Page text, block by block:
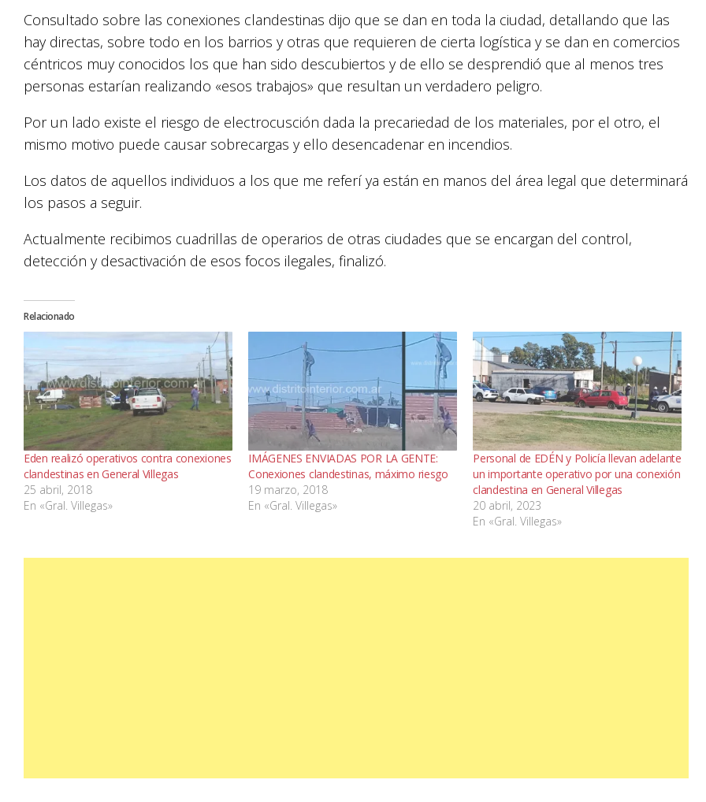
Consultado sobre las conexiones clandestinas dijo que se dan en toda la ciudad, detallando que las
hay directas, sobre todo en los barrios y otras que requieren de cierta logística y se dan en comercios
céntricos muy conocidos los que han sido descubiertos y de ello se desprendió que al menos tres
personas estarían realizando «esos trabajos» que resultan un verdadero peligro.
Por un lado existe el riesgo de electrocusción dada la precariedad de los materiales, por el otro, el
mismo motivo puede causar sobrecargas y ello desencadenar en incendios.
Los datos de aquellos individuos a los que me referí ya están en manos del área legal que determinará
los pasos a seguir.
Actualmente recibimos cuadrillas de operarios de otras ciudades que se encargan del control,
detección y desactivación de esos focos ilegales, finalizó.
Relacionado
Eden realizó operativos contra conexiones
clandestinas en General Villegas
25 abril, 2018
En «Gral. Villegas»
IMÁGENES ENVIADAS POR LA GENTE:
Conexiones clandestinas, máximo riesgo
19 marzo, 2018
En «Gral. Villegas»
Personal de EDÉN y Policía llevan adelante
un importante operativo por una conexión
clandestina en General Villegas
20 abril, 2023
En «Gral. Villegas»